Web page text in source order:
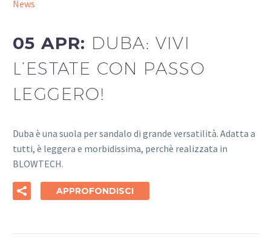
News
05 APR: DUBA: VIVI
L’ESTATE CON PASSO
LEGGERO!
Duba è una suola per sandalo di grande versatilità. Adatta a
tutti, è leggera e morbidissima, perchè realizzata in
BLOWTECH.
APPROFONDISCI